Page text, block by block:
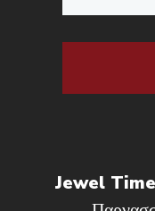
Jewel Time